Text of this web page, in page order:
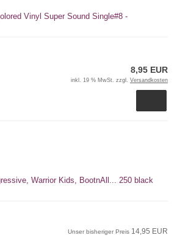
Vinyl Super Sound Single#8 -
8,95 EUR
inkl. 19 % MwSt. zzgl. Versandkosten
Warrior Kids, BootnAll... 250 black
Unser bisheriger Preis 14,95 EUR